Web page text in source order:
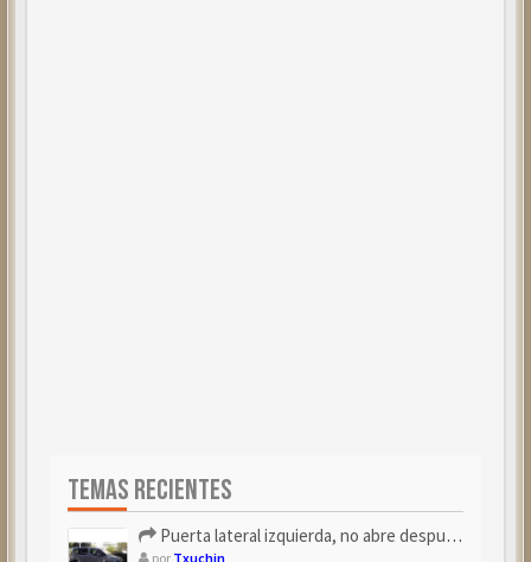
TEMAS RECIENTES
Puerta lateral izquierda, no abre después de repostar.
por Txuchin